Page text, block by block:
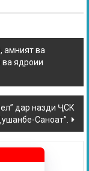
амният ва
ва ядроии
дар назди ҶСК
Саноат”.